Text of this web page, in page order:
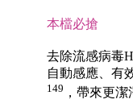
本檔必搶
去除流感病毒
自動感應、有
149 ，帶來更潔